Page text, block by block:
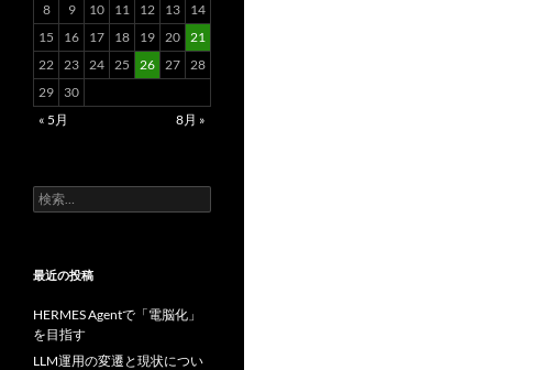
8
9 10 11 12 13
14
15
16 17 18 19 20 21
22 23 24 25 26 27 28
29
30
« 5月
8月 »
検
索:
最近の投稿
HERMES Agentで「電脳化」
を目指す
LLM運用の変遷と現状につい